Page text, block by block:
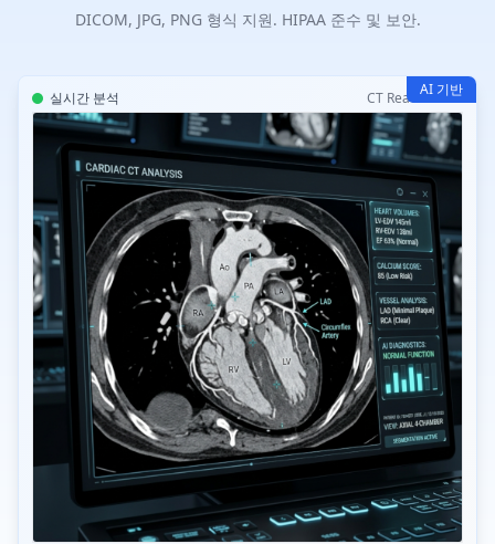
DICOM, JPG, PNG 형식 지원. HIPAA 준수 및 보안.
AI 기반
실시간 분석 CT Read AI v2.0